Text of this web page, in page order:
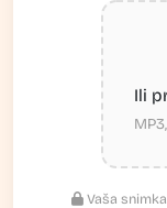
Ili
Vaša